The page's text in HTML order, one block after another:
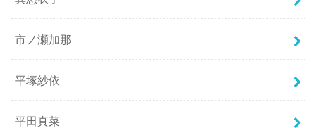
市ノ瀬加那
平塚紗依
平田真菜